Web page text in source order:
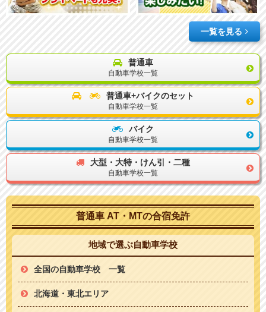
一覧を見る
普通車
自動車学校一覧
普通車+バイクのセット
自動車学校一覧
バイク
自動車学校一覧
大型・大特・けん引・二種
自動車学校一覧
普通車 AT・MTの合宿免許
地域で選ぶ自動車学校
全国の自動車学校 一覧
北海道・東北エリア